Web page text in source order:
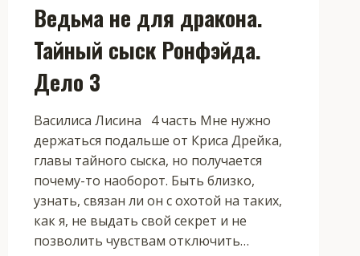
Ведьма не для дракона.
Тайный сыск Ронфэйда.
Дело 3
Василиса Лисина 4 часть Мне нужно
держаться подальше от Криса Дрейка,
главы тайного сыска, но получается
почему-то наоборот. Быть близко,
узнать, связан ли он с охотой на таких,
как я, не выдать свой секрет и не
позволить чувствам отключить…